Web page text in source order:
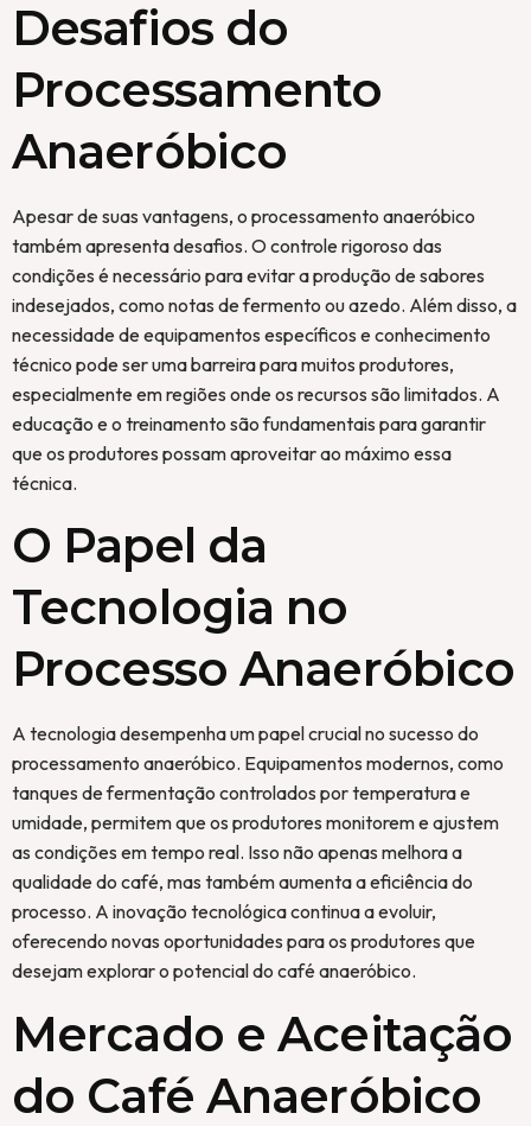
Desafios do
Processamento
Anaeróbico
Apesar de suas vantagens, o processamento anaeróbico
também apresenta desafios. O controle rigoroso das
condições é necessário para evitar a produção de sabores
indesejados, como notas de fermento ou azedo. Além disso, a
necessidade de equipamentos específicos e conhecimento
técnico pode ser uma barreira para muitos produtores,
especialmente em regiões onde os recursos são limitados. A
educação e o treinamento são fundamentais para garantir
que os produtores possam aproveitar ao máximo essa
técnica.
O Papel da
Tecnologia no
Processo Anaeróbico
A tecnologia desempenha um papel crucial no sucesso do
processamento anaeróbico. Equipamentos modernos, como
tanques de fermentação controlados por temperatura e
umidade, permitem que os produtores monitorem e ajustem
as condições em tempo real. Isso não apenas melhora a
qualidade do café, mas também aumenta a eficiência do
processo. A inovação tecnológica continua a evoluir,
oferecendo novas oportunidades para os produtores que
desejam explorar o potencial do café anaeróbico.
Mercado e Aceitação
do Café Anaeróbico